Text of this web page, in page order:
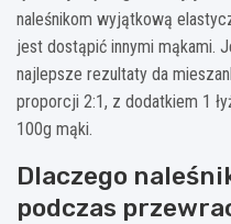
naleśnikom wyjątkową
jest dostąpić innymi mąkami.
najlepsze rezultaty da
proporcji 2:1, z dodatkiem 1
100g mąki.
Dlaczego
podczas